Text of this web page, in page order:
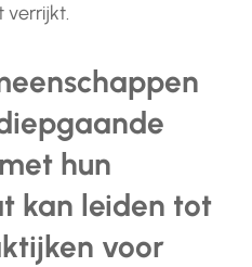
verrijkt.
hun
kan leiden tot
voor